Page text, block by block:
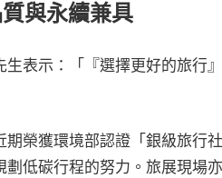
與永續兼具
表示：「『選擇更好的旅行
榮獲環境部認證「銀級旅行
低碳行程的努力。旅展現場